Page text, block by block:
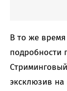
В то же
подробности
эксклюзив на